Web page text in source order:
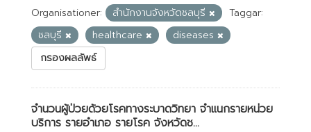
Organisationer: สำนักงานจังหวัดชลบุรี
Taggar:
ชลบุรี
healthcare
diseases
กรองผลลัพธ์
จำนวนผู้ป่วยด้วยโรคทางระบาดวิทยา จำแนกรายหน่วย
บริการ รายอำเภอ รายโรค จังหวัดช...